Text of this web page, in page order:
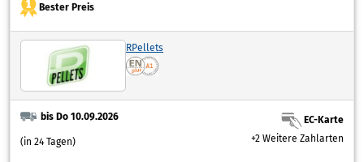
Bester Preis
RPellets
bis Do 10.09.2026
(in 24 Tagen)
EC-Karte
+2 Weitere Zahlarten